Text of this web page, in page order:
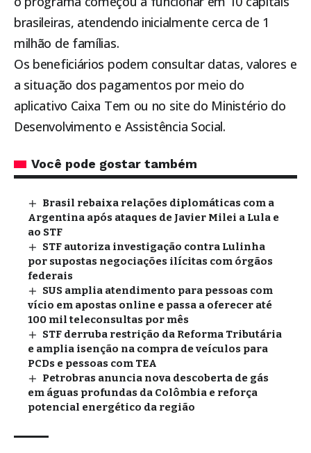
brasileiras, atendendo inicialmente cerca de 1
milhão de famílias.
Os beneficiários podem consultar datas, valores e
a situação dos pagamentos por meio do
aplicativo Caixa Tem ou no site do Ministério do
Desenvolvimento e Assistência Social.
Você pode gostar também
Brasil rebaixa relações diplomáticas com a
Argentina após ataques de Javier Milei a Lula e
ao STF
STF autoriza investigação contra Lulinha
por supostas negociações ilícitas com órgãos
federais
SUS amplia atendimento para pessoas com
vício em apostas online e passa a oferecer até
100 mil teleconsultas por mês
STF derruba restrição da Reforma Tributária
e amplia isenção na compra de veículos para
PCDs e pessoas com TEA
Petrobras anuncia nova descoberta de gás
em águas profundas da Colômbia e reforça
potencial energético da região